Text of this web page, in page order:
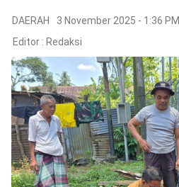
©
Copyright
2026
lensasulsel.com
.
All
Right
Reserved
DAERAH
3 November 2025 - 1:36 PM
Editor : Redaksi